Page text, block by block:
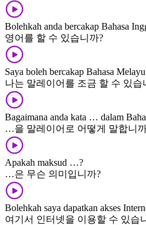
Bolehkah anda bercakap Bahasa
영어를 할 수 있습니까?
Saya boleh bercakap Bahasa
나는 말레이어를 조금 할 수 있습
Bagaimana anda kata … dalam
…을 말레이어로 어떻게 말합니
Apakah maksud …?
…은 무슨 의미입니까?
Bolehkah saya dapatkan akses
여기서 인터넷을 이용할 수 있습